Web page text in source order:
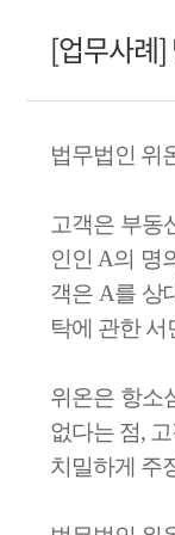
[업무사례]
법무법인 위
고객은 부동
인인 A의 명
객은 A를 상
탁에 관한
위온은 항소
없다는 점,
치밀하게 주